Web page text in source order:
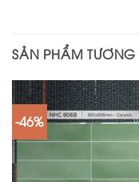
SẢN PHẨM TƯƠNG
-46%